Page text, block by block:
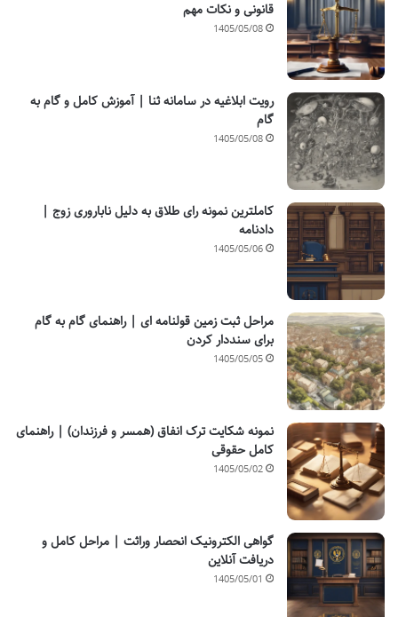
قانونی و نکات مهم
1405/05/08
رویت ابلاغیه در سامانه ثنا | آموزش کامل و گام به
گام
1405/05/08
کاملترین نمونه رای طلاق به دلیل ناباروری زوج |
دادنامه
1405/05/06
مراحل ثبت زمین قولنامه ای | راهنمای گام به گام
برای سنددار کردن
1405/05/05
نمونه شکایت ترک انفاق (همسر و فرزندان) | راهنمای
کامل حقوقی
1405/05/02
گواهی الکترونیک انحصار وراثت | مراحل کامل و
دریافت آنلاین
1405/05/01